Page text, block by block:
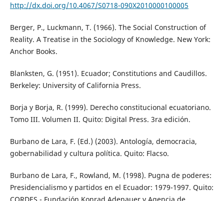
http://dx.doi.org/10.4067/S0718-090X2010000100005
Berger, P., Luckmann, T. (1966). The Social Construction of
Reality. A Treatise in the Sociology of Knowledge. New York:
Anchor Books.
Blanksten, G. (1951). Ecuador; Constitutions and Caudillos.
Berkeley: University of California Press.
Borja y Borja, R. (1999). Derecho constitucional ecuatoriano.
Tomo III. Volumen II. Quito: Digital Press. 3ra edición.
Burbano de Lara, F. (Ed.) (2003). Antología, democracia,
gobernabilidad y cultura política. Quito: Flacso.
Burbano de Lara, F., Rowland, M. (1998). Pugna de poderes:
Presidencialismo y partidos en el Ecuador: 1979-1997. Quito: